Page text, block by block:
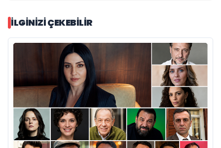
İLGINIZI ÇEKEBILIR